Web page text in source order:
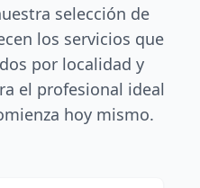
selección de
los servicios que
por localidad y
el profesional ideal
hoy mismo.